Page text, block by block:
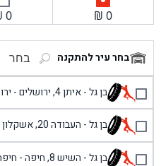
₪ 0
0
בחר עיר להתקנה בחר
בן גל - איתן 4, ירושלים - ירושלים
בן גל - העבודה 20, אשקלון - אשקלון
בן גל - השיש 8, חיפה - חיפה